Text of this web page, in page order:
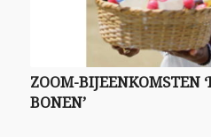
ZOOM-BIJEENKOMSTEN
BONEN’